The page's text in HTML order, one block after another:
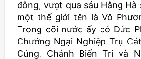
đông, vượt qua sáu Hằng Hà
một thế giới tên là Vô
Trong cõi nước ấy có Đức
Chướng Ngại Nghiệp Trụ
Cúng, Chánh Biến Tri và